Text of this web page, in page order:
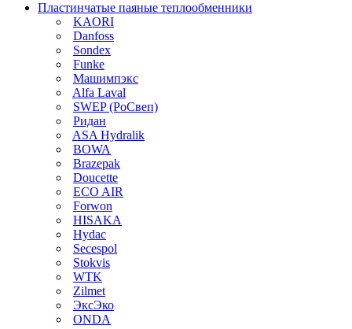
Пластинчатые паяные теплообменники
KAORI
Danfoss
Sondex
Funke
Машимпэкс
Alfa Laval
SWEP (РоСвеп)
Ридан
ASA Hydralik
BOWA
Brazepak
Doucette
ECO AIR
Forwon
HISAKA
Hydac
Secespol
Stokvis
WTK
Zilmet
ЭксЭко
ONDA